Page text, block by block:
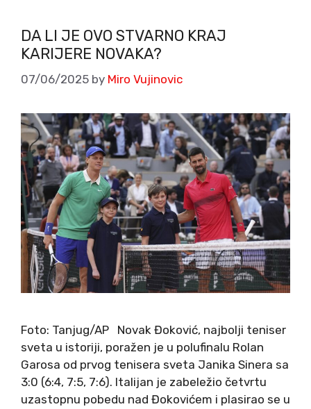
DA LI JE OVO STVARNO KRAJ
KARIJERE NOVAKA?
07/06/2025 by Miro Vujinovic
Foto: Tanjug/AP Novak Đoković, najbolji teniser
sveta u istoriji, poražen je u polufinalu Rolan
Garosa od prvog tenisera sveta Janika Sinera sa
3:0 (6:4, 7:5, 7:6). Italijan je zabeležio četvrtu
uzastopnu pobedu nad Đokovićem i plasirao se u